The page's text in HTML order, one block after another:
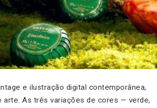
e ilustração digital contemporânea,
arte. As três variações de cores — verde,